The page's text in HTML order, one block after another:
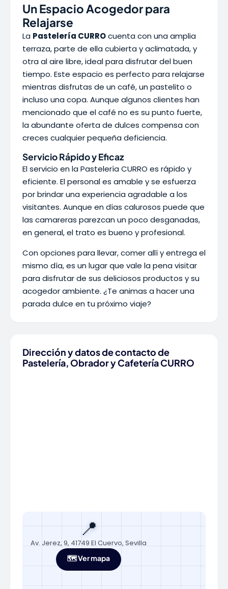
Un Espacio Acogedor para
Relajarse
La Pastelería CURROcuenta con una amplia
terraza, parte de ella cubierta y aclimatada, y
otra al aire libre, ideal para disfrutar del buen
tiempo. Este espacio es perfecto para relajarse
mientras disfrutas de un café, un pastelito o
incluso una copa. Aunque algunos clientes han
mencionado que el café no es su punto fuerte,
la abundante oferta de dulces compensa con
creces cualquier pequeña deficiencia.
Servicio Rápido y Eficaz
El servicio en la Pastelería CURRO es rápido y
eficiente. El personal es amable y se esfuerza
por brindar una experiencia agradable a los
visitantes. Aunque en días calurosos puede que
las camareras parezcan un poco desganadas,
en general, el trato es bueno y profesional.
Con opciones para llevar, comer allí y entrega el
mismo día, es un lugar que vale la pena visitar
para disfrutar de sus deliciosos productos y su
acogedor ambiente. ¿Te animas a hacer una
parada dulce en tu próximo viaje?
Dirección y datos de contacto de
Pastelería, Obrador y Cafetería CURRO
📍
Av. Jerez, 9, 41749 El Cuervo, Sevilla
🗺️ Ver mapa